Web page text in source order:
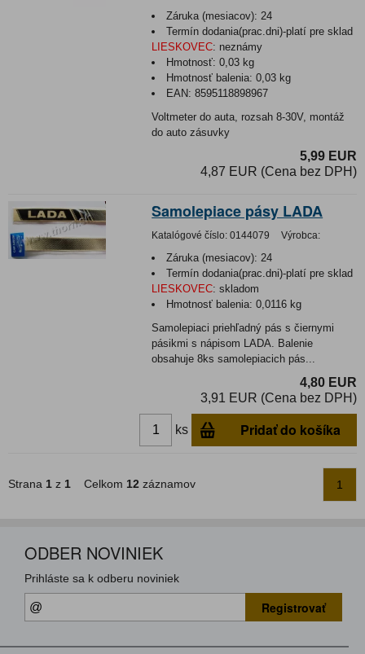
Záruka (mesiacov): 24
Termín dodania(prac.dni)-platí pre sklad
LIESKOVEC: neznámy
Hmotnosť:0,03 kg
Hmotnosť balenia:0,03 kg
EAN:8595118898967
Voltmeter do auta, rozsah 8-30V, montáž
do auto zásuvky
5,99 EUR
4,87 EUR (Cena bez DPH)
Samolepiace pásy LADA
Katalógové číslo: 0144079 Výrobca:
Záruka (mesiacov): 24
Termín dodania(prac.dni)-platí pre sklad
LIESKOVEC: skladom
Hmotnosť balenia:0,0116 kg
Samolepiaci priehľadný pás s čiernymi
pásikmi s nápisom LADA. Balenie
obsahuje 8ks samolepiacich pás...
4,80 EUR
3,91 EUR (Cena bez DPH)
ks Pridať do košíka
Strana 1 z 1 Celkom 12 záznamov 1
ODBER NOVINIEK
Prihláste sa k odberu noviniek
Registrovať